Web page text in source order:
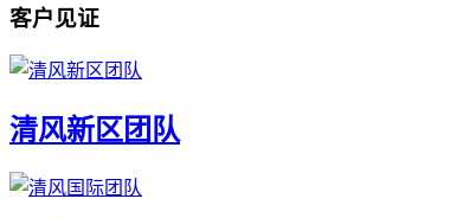
客户见证
清风新区团队